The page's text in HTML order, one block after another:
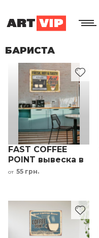
БАРИСТА
FAST COFFEE
POINT вывеска в
кофейню
от 55 грн.